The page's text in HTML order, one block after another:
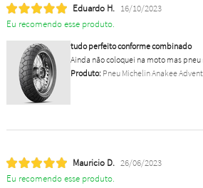
Eduardo H. 16/10/2023
Eu recomendo esse produto.
tudo perfeito conforme combinado
Ainda não coloquei na moto mas
Produto:Pneu Michelin Anakee
Mauricio D. 26/06/2023
Eu recomendo esse produto.